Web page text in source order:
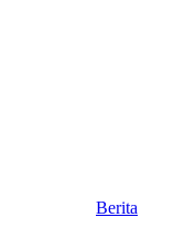
Berita